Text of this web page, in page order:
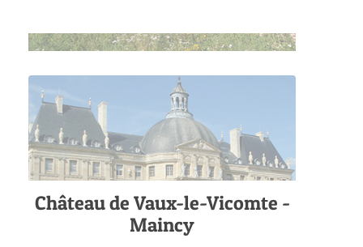
Château de Vaux-le-Vicomte -
Maincy